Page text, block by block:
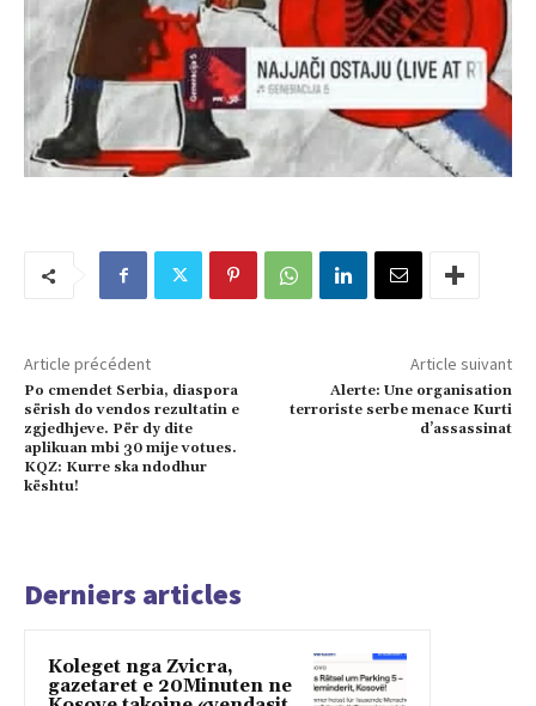
Article précédent
Po cmendet Serbia, diaspora
sërish do vendos rezultatin e
zgjedhjeve. Për dy dite
aplikuan mbi 30 mije votues.
KQZ: Kurre ska ndodhur
kështu!
Article suivant
Alerte: Une organisation
terroriste serbe menace Kurti
d’assassinat
Derniers articles
Koleget nga Zvicra,
gazetaret e 20Minuten ne